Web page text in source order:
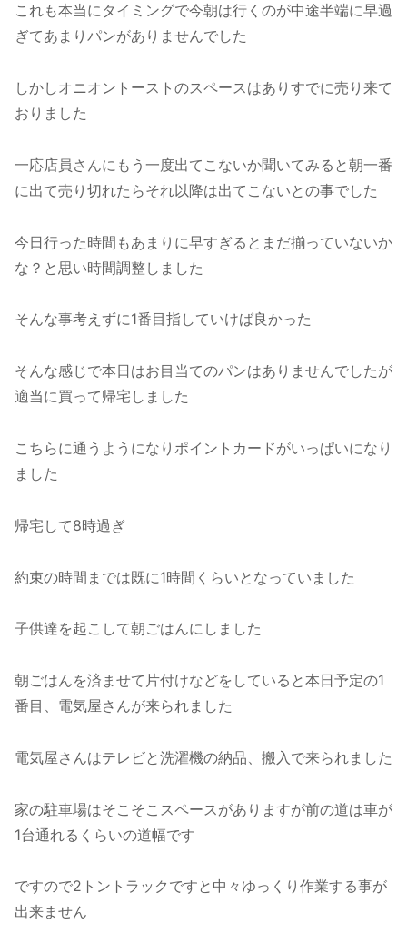
これも本当にタイミングで今朝は行くのが中途半端に早過
ぎてあまりパンがありませんでした
しかしオニオントーストのスペースはありすでに売り来て
おりました
一応店員さんにもう一度出てこないか聞いてみると朝一番
に出て売り切れたらそれ以降は出てこないとの事でした
今日行った時間もあまりに早すぎるとまだ揃っていないか
な？と思い時間調整しました
そんな事考えずに1番目指していけば良かった
そんな感じで本日はお目当てのパンはありませんでしたが
適当に買って帰宅しました
こちらに通うようになりポイントカードがいっぱいになり
ました
帰宅して8時過ぎ
約束の時間までは既に1時間くらいとなっていました
子供達を起こして朝ごはんにしました
朝ごはんを済ませて片付けなどをしていると本日予定の1
番目、電気屋さんが来られました
電気屋さんはテレビと洗濯機の納品、搬入で来られました
家の駐車場はそこそこスペースがありますが前の道は車が
1台通れるくらいの道幅です
ですので2トントラックですと中々ゆっくり作業する事が
出来ません